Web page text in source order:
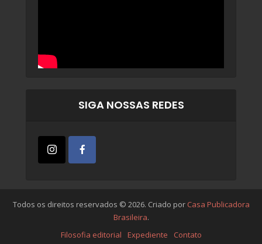
SIGA NOSSAS REDES
Todos os direitos reservados © 2026. Criado por Casa Publicadora
Brasileira.
Filosofia editorial
Expediente Contato